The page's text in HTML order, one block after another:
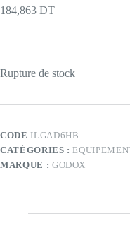
184,863 DT
Rupture de stock
CODE ILGAD6HB
CATÉGORIES :
MARQUE : GODOX